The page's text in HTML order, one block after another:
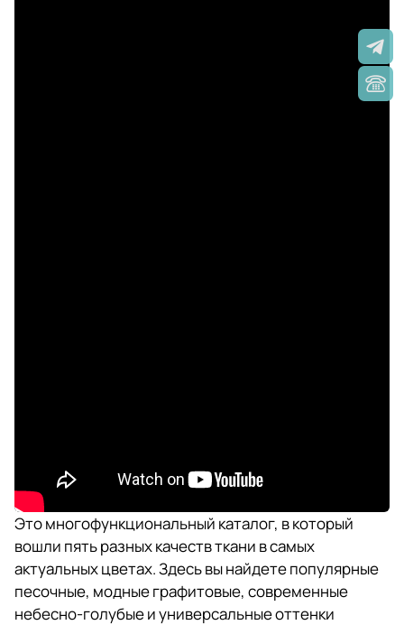
Это многофункциональный каталог, в который
вошли пять разных качеств ткани в самых
актуальных цветах. Здесь вы найдете популярные
песочные, модные графитовые, современные
небесно-голубые и универсальные оттенки